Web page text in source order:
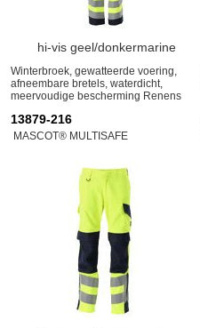
hi-vis geel/donkermarine
Winterbroek, gewatteerde voering,
afneembare bretels, waterdicht,
meervoudige bescherming Renens
13879-216
MASCOT® MULTISAFE